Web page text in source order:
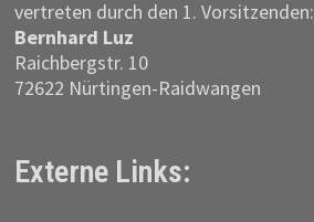
vertreten durch den 1. Vorsitzenden:
Bernhard Luz
Raichbergstr. 10
72622 Nürtingen-Raidwangen
Externe Links: